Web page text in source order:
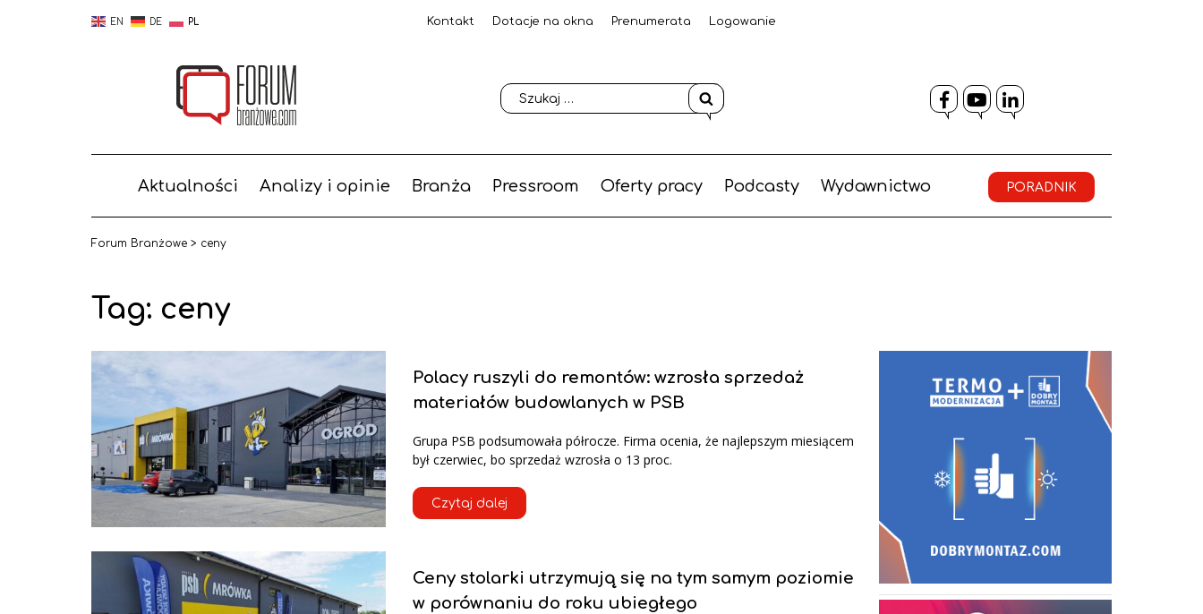
EN DE PL Kontakt Dotacje na okna Prenumerata Logowanie
Facebook
YouTube
LinkedIn
Aktualności Analizy i opinie Branża Pressroom Oferty pracy Podcasty Wydawnictwo PORADNIK
Forum Branżowe > ceny
Tag: ceny
Polacy ruszyli do remontów: wzrosła sprzedaż
materiałów budowlanych w PSB
Grupa PSB podsumowała półrocze. Firma ocenia, że najlepszym miesiącem
był czerwiec, bo sprzedaż wzrosła o 13 proc.
Czytaj dalej
Ceny stolarki utrzymują się na tym samym poziomie
w porównaniu do roku ubiegłego